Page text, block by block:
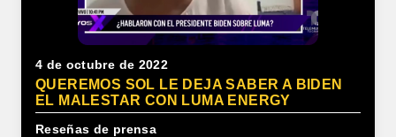
4 de octubre de 2022
QUEREMOS SOL LE DEJA SABER A BIDEN
EL MALESTAR CON LUMA ENERGY
Reseñas de prensa